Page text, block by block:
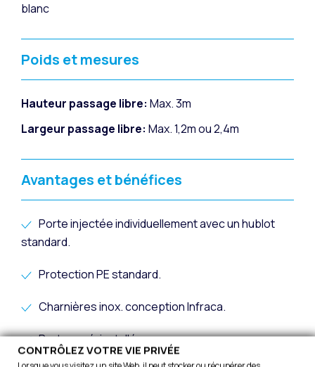
blanc
Poids et mesures
Hauteur passage libre: Max. 3m
Largeur passage libre: Max. 1,2m ou 2,4m
Avantages et bénéfices
Porte injectée individuellement avec un hublot
standard.
Protection PE standard.
Charnières inox. conception Infraca.
Portes pré-installées.
CONTRÔLEZ VOTRE VIE PRIVÉE